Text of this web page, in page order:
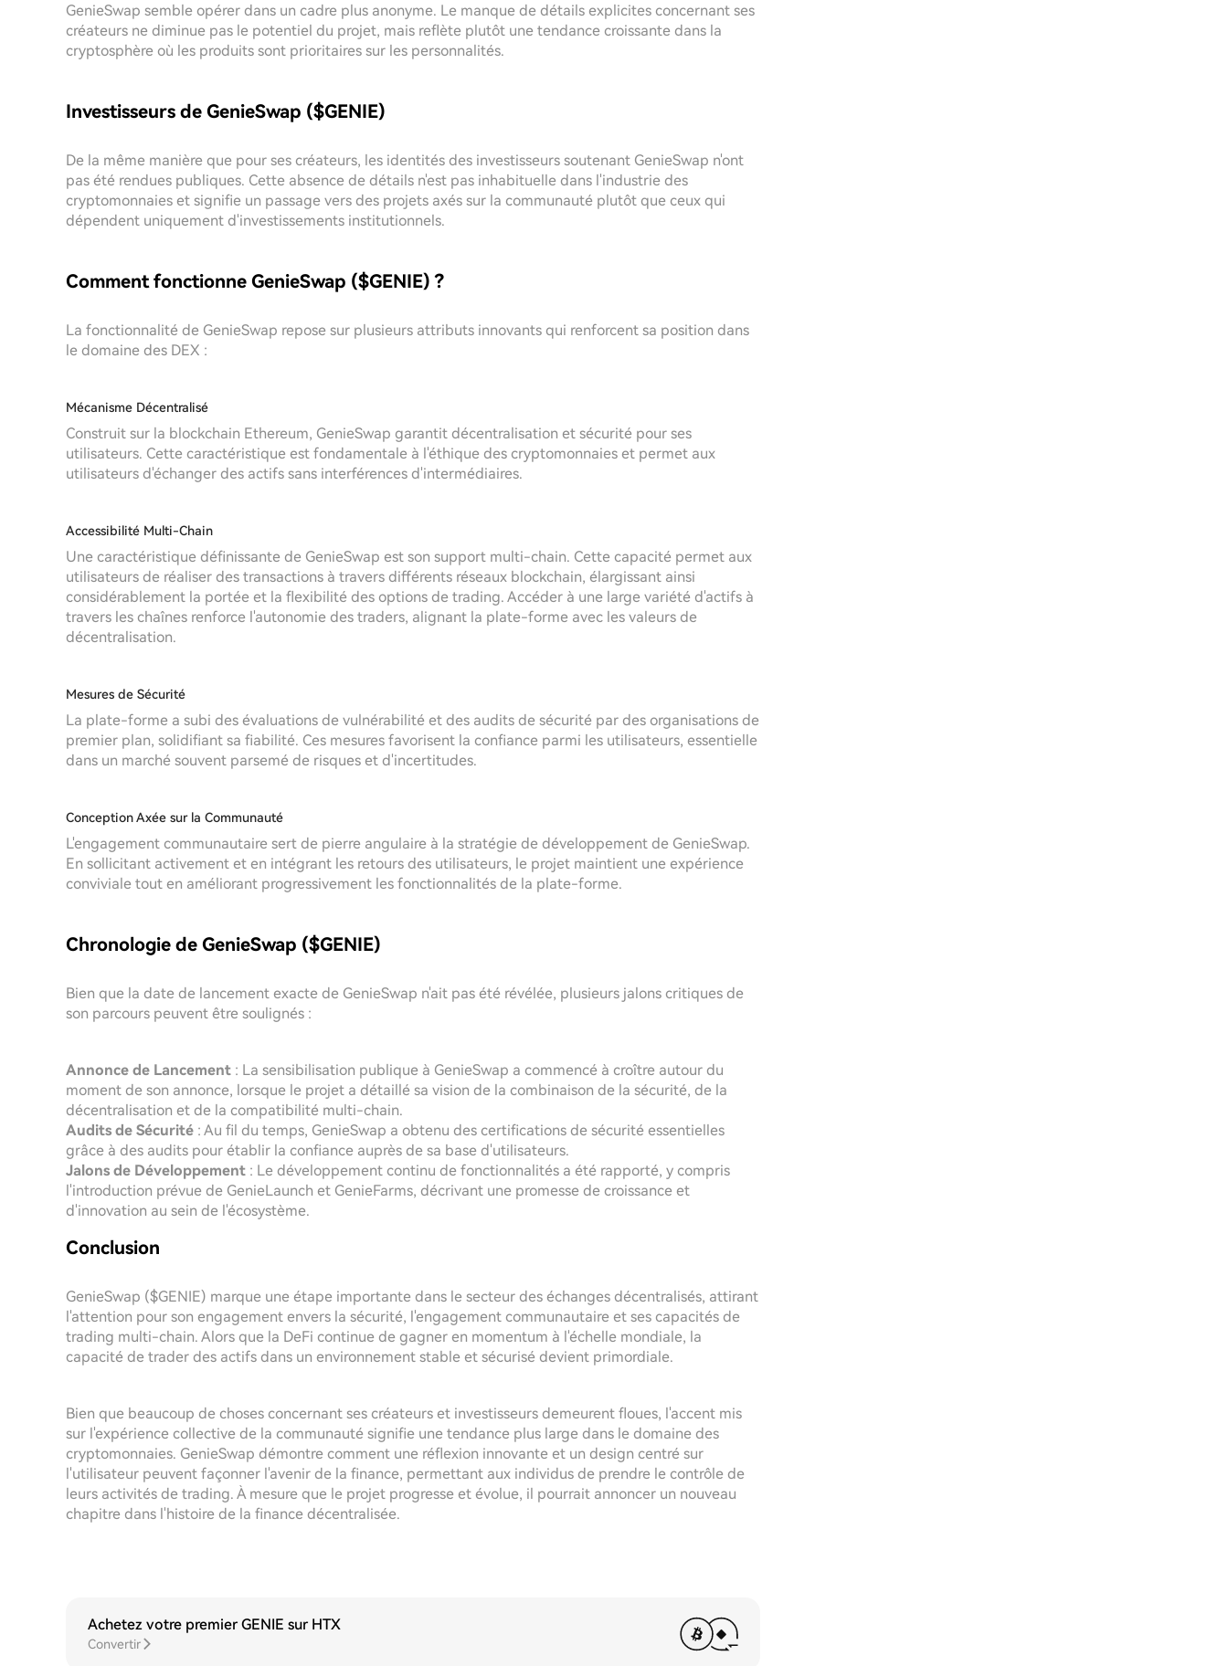
GenieSwap semble opérer dans un cadre plus anonyme. Le manque de détails explicites concernant ses
créateurs ne diminue pas le potentiel du projet, mais reflète plutôt une tendance croissante dans la
cryptosphère où les produits sont prioritaires sur les personnalités.
Investisseurs de GenieSwap ($GENIE)
De la même manière que pour ses créateurs, les identités des investisseurs soutenant GenieSwap n'ont
pas été rendues publiques. Cette absence de détails n'est pas inhabituelle dans l'industrie des
cryptomonnaies et signifie un passage vers des projets axés sur la communauté plutôt que ceux qui
dépendent uniquement d'investissements institutionnels.
Comment fonctionne GenieSwap ($GENIE) ?
La fonctionnalité de GenieSwap repose sur plusieurs attributs innovants qui renforcent sa position dans
le domaine des DEX :
Mécanisme Décentralisé
Construit sur la blockchain Ethereum, GenieSwap garantit décentralisation et sécurité pour ses
utilisateurs. Cette caractéristique est fondamentale à l'éthique des cryptomonnaies et permet aux
utilisateurs d'échanger des actifs sans interférences d'intermédiaires.
Accessibilité Multi-Chain
Une caractéristique définissante de GenieSwap est son support multi-chain. Cette capacité permet aux
utilisateurs de réaliser des transactions à travers différents réseaux blockchain, élargissant ainsi
considérablement la portée et la flexibilité des options de trading. Accéder à une large variété d'actifs à
travers les chaînes renforce l'autonomie des traders, alignant la plate-forme avec les valeurs de
décentralisation.
Mesures de Sécurité
La plate-forme a subi des évaluations de vulnérabilité et des audits de sécurité par des organisations de
premier plan, solidifiant sa fiabilité. Ces mesures favorisent la confiance parmi les utilisateurs, essentielle
dans un marché souvent parsemé de risques et d'incertitudes.
Conception Axée sur la Communauté
L'engagement communautaire sert de pierre angulaire à la stratégie de développement de GenieSwap.
En sollicitant activement et en intégrant les retours des utilisateurs, le projet maintient une expérience
conviviale tout en améliorant progressivement les fonctionnalités de la plate-forme.
Chronologie de GenieSwap ($GENIE)
Bien que la date de lancement exacte de GenieSwap n'ait pas été révélée, plusieurs jalons critiques de
son parcours peuvent être soulignés :
Annonce de Lancement : La sensibilisation publique à GenieSwap a commencé à croître autour du
moment de son annonce, lorsque le projet a détaillé sa vision de la combinaison de la sécurité, de la
décentralisation et de la compatibilité multi-chain.
Audits de Sécurité : Au fil du temps, GenieSwap a obtenu des certifications de sécurité essentielles
grâce à des audits pour établir la confiance auprès de sa base d'utilisateurs.
Jalons de Développement : Le développement continu de fonctionnalités a été rapporté, y compris
l'introduction prévue de GenieLaunch et GenieFarms, décrivant une promesse de croissance et
d'innovation au sein de l'écosystème.
Conclusion
GenieSwap ($GENIE) marque une étape importante dans le secteur des échanges décentralisés, attirant
l'attention pour son engagement envers la sécurité, l'engagement communautaire et ses capacités de
trading multi-chain. Alors que la DeFi continue de gagner en momentum à l'échelle mondiale, la
capacité de trader des actifs dans un environnement stable et sécurisé devient primordiale.
Bien que beaucoup de choses concernant ses créateurs et investisseurs demeurent floues, l'accent mis
sur l'expérience collective de la communauté signifie une tendance plus large dans le domaine des
cryptomonnaies. GenieSwap démontre comment une réflexion innovante et un design centré sur
l'utilisateur peuvent façonner l'avenir de la finance, permettant aux individus de prendre le contrôle de
leurs activités de trading. À mesure que le projet progresse et évolue, il pourrait annoncer un nouveau
chapitre dans l'histoire de la finance décentralisée.
Achetez votre premier GENIE sur HTX
Convertir